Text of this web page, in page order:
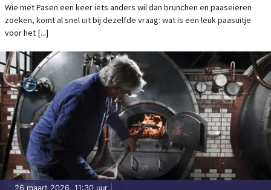
Wie met Pasen een keer iets anders wil dan brunchen en paaseieren
zoeken, komt al snel uit bij dezelfde vraag: wat is een leuk paasuitje
voor het [...]
26 maart 2026, 11:30 uur